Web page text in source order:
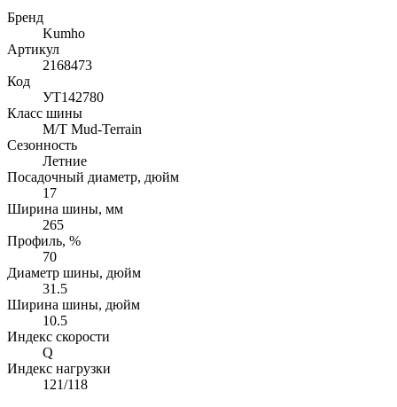
Бренд
Kumho
Артикул
2168473
Код
УТ142780
Класс шины
M/T Mud-Terrain
Сезонность
Летние
Посадочный диаметр, дюйм
17
Ширина шины, мм
265
Профиль, %
70
Диаметр шины, дюйм
31.5
Ширина шины, дюйм
10.5
Индекс скорости
Q
Индекс нагрузки
121/118